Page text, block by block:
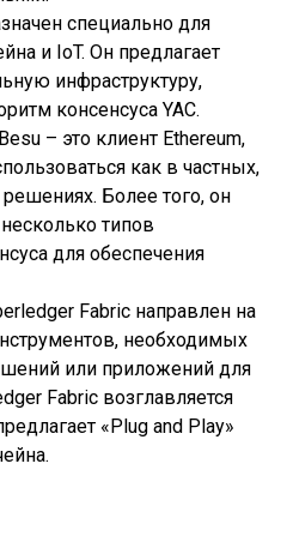
специально для
и IoT. Он предлагает
инфраструктуру,
консенсуса YAC.
– это клиент Ethereum,
как в частных,
Более того, он
типов
для обеспечения
Fabric направлен на
необходимых
или приложений для
Fabric возглавляется
«Plug and Play»